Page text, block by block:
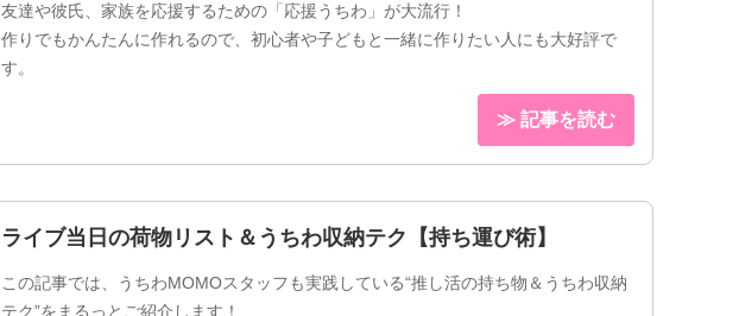
友達や彼氏、家族を応援するための「応援うちわ」が大流行！
作りでもかんたんに作れるので、初心者や子どもと一緒に作りたい人にも大好評で
す。
≫ 記事を読む
ライブ当日の荷物リスト＆うちわ収納テク【持ち運び術】
この記事では、うちわMOMOスタッフも実践している“推し活の持ち物＆うちわ収納
テク”をまるっとご紹介します！